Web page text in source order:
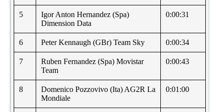
5
Igor Anton Hernandez (Spa)
Dimension Data
0:00:31
6 Peter Kennaugh (GBr) Team Sky 0:00:34
7
Ruben Fernandez (Spa) Movistar
Team
0:00:43
8
Domenico Pozzovivo (Ita) AG2R La
Mondiale
0:01:00